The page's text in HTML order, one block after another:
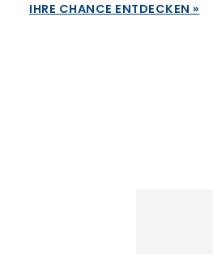
IHRE CHANCE ENTDECKEN »